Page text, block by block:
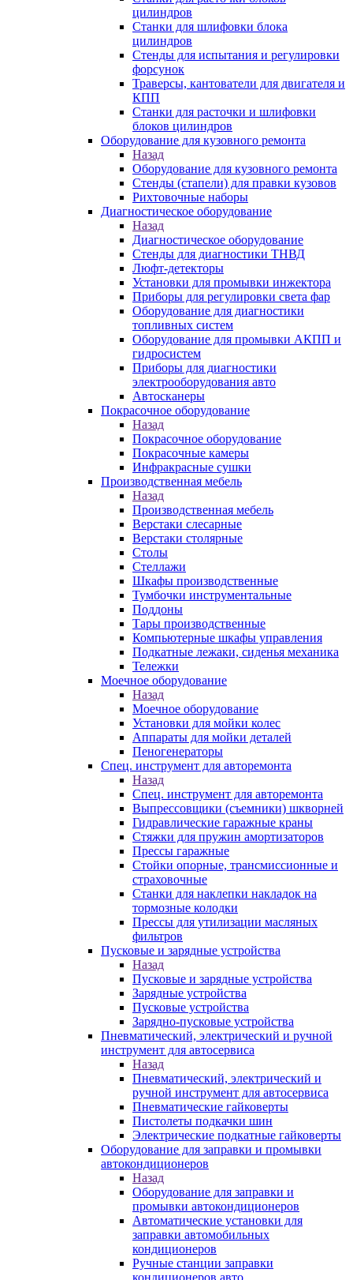
цилиндров
Станки для шлифовки блока
цилиндров
Стенды для испытания и регулировки
форсунок
Траверсы, кантователи для двигателя и
КПП
Станки для расточки и шлифовки
блоков цилиндров
Оборудование для кузовного ремонта
Назад
Оборудование для кузовного ремонта
Стенды (стапели) для правки кузовов
Рихтовочные наборы
Диагностическое оборудование
Назад
Диагностическое оборудование
Стенды для диагностики ТНВД
Люфт-детекторы
Установки для промывки инжектора
Приборы для регулировки света фар
Оборудование для диагностики
топливных систем
Оборудование для промывки АКПП и
гидросистем
Приборы для диагностики
электрооборудования авто
Автосканеры
Покрасочное оборудование
Назад
Покрасочное оборудование
Покрасочные камеры
Инфракрасные сушки
Производственная мебель
Назад
Производственная мебель
Верстаки слесарные
Верстаки столярные
Столы
Стеллажи
Шкафы производственные
Тумбочки инструментальные
Поддоны
Тары производственные
Компьютерные шкафы управления
Подкатные лежаки, сиденья механика
Тележки
Моечное оборудование
Назад
Моечное оборудование
Установки для мойки колес
Аппараты для мойки деталей
Пеногенераторы
Спец. инструмент для авторемонта
Назад
Спец. инструмент для авторемонта
Выпрессовщики (съемники) шкворней
Гидравлические гаражные краны
Стяжки для пружин амортизаторов
Прессы гаражные
Стойки опорные, трансмиссионные и
страховочные
Станки для наклепки накладок на
тормозные колодки
Прессы для утилизации масляных
фильтров
Пусковые и зарядные устройства
Назад
Пусковые и зарядные устройства
Зарядные устройства
Пусковые устройства
Зарядно-пусковые устройства
Пневматический, электрический и ручной
инструмент для автосервиса
Назад
Пневматический, электрический и
ручной инструмент для автосервиса
Пневматические гайковерты
Пистолеты подкачки шин
Электрические подкатные гайковерты
Оборудование для заправки и промывки
автокондиционеров
Назад
Оборудование для заправки и
промывки автокондиционеров
Автоматические установки для
заправки автомобильных
кондиционеров
Ручные станции заправки
кондиционеров авто